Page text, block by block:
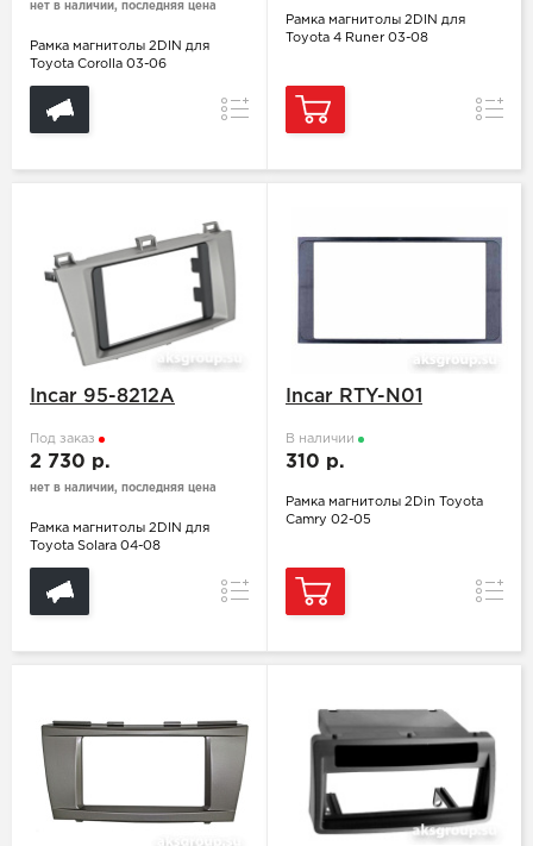
нет в наличии, последняя цена
Рамка магнитолы 2DIN для
Toyota Corolla 03-06
Сравнение
Рамка магнитолы 2DIN для
Toyota 4 Runer 03-08
Incar 95-8212A
Под заказ
2 730 р.
нет в наличии, последняя цена
Рамка магнитолы 2DIN для
Toyota Solara 04-08
Сравнение
Incar RTY-N01
В наличии
310 р.
Рамка магнитолы 2Din Toyota
Camry 02-05